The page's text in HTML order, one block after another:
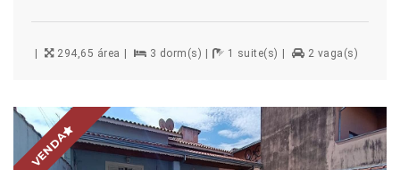
294,65 área 3 dorm(s) 1 suite(s) 2 vaga(s)
VENDA